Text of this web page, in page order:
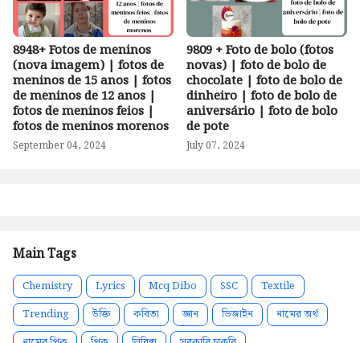
8948+ Fotos de meninos
(nova imagem) | fotos de
meninos de 15 anos | fotos
de meninos de 12 anos |
fotos de meninos feios |
fotos de meninos morenos
September 04, 2024
9809 + Foto de bolo (fotos
novas) | foto de bolo de
chocolate | foto de bolo de
dinheiro | foto de bolo de
aniversário | foto de bolo
de pote
July 07, 2024
Main Tags
Chemistry Lyrics Mcq Dibo SSC
Textile
Trending
উক্তি কবিতা জ্ঞান ডিজাইন
নামের অর্থ